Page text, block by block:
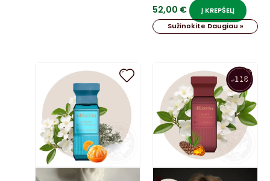
52,00 €
Į KREPŠELĮ
Sužinokite Daugiau »